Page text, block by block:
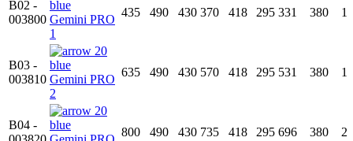
B02 -
003800 Gemini PRO
1
435 490 430 370 418 295 331 380 1
B03 -
003810 Gemini PRO
2
635 490 430 570 418 295 531 380 1
B04 -
800 490 430 735 418 295 696 380 2